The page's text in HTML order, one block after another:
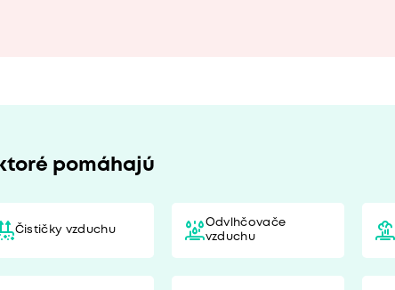
pomáhajú
Čističky vzduchu
Odvlhčovače
vzduchu